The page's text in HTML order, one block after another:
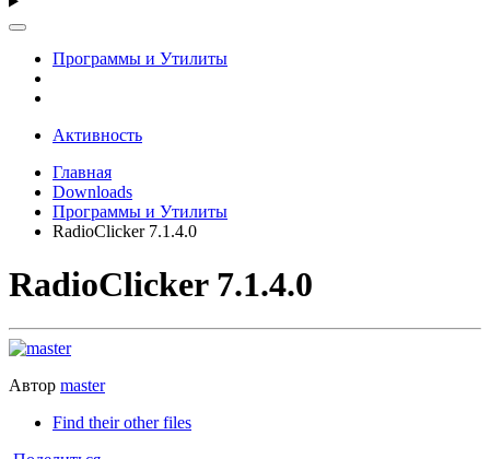
Программы и Утилиты
Активность
Главная
Downloads
Программы и Утилиты
RadioClicker 7.1.4.0
RadioClicker 7.1.4.0
Автор master
Find their other files